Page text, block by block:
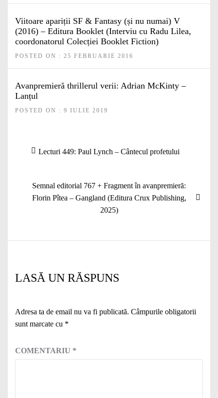
Viitoare apariții SF & Fantasy (și nu numai) V
(2016) – Editura Booklet (Interviu cu Radu Lilea,
coordonatorul Colecției Booklet Fiction)
POSTED ON : 25 FEBRUARIE 2016
Avanpremieră thrillerul verii: Adrian McKinty –
Lanțul
POSTED ON : 9 IULIE 2019
Navigare
Articolul
Lecturi 449: Paul Lynch – Cântecul profetului
Articolul
următor:
Semnal editorial 767 + Fragment în avanpremieră:
Florin Pîtea – Gangland (Editura Crux Publishing,
2025)
LASĂ UN RĂSPUNS
Adresa ta de email nu va fi publicată. Câmpurile obligatorii
sunt marcate cu *
COMENTARIU *